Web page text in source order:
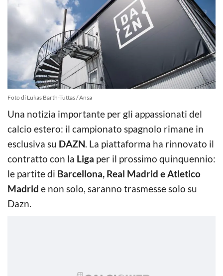
Foto di Lukas Barth-Tuttas / Ansa
Una notizia importante per gli appassionati del
calcio estero: il campionato spagnolo rimane in
esclusiva su DAZN. La piattaforma ha rinnovato il
contratto con la Liga per il prossimo quinquennio:
le partite di Barcellona, Real Madrid e Atletico
Madrid e non solo, saranno trasmesse solo su
Dazn.